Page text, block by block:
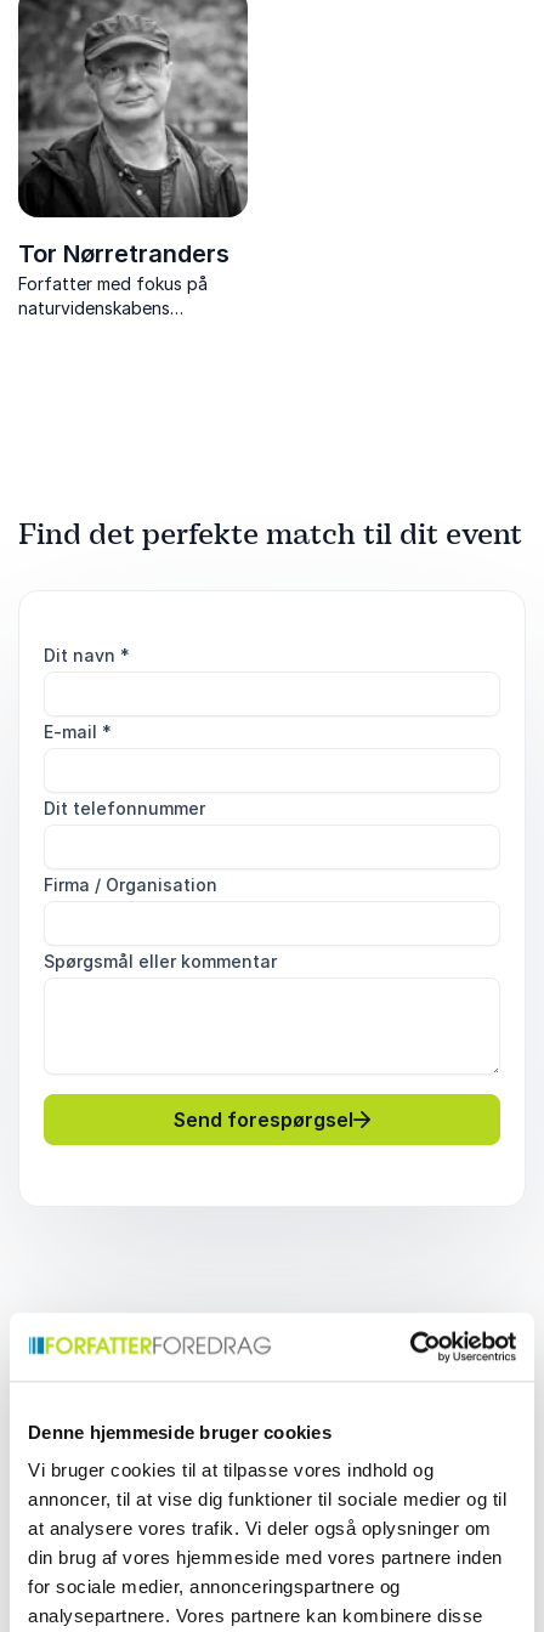
Denne hjemmeside bruger cookies
Vi bruger cookies til at tilpasse vores indhold og
annoncer, til at vise dig funktioner til sociale medier og til
at analysere vores trafik. Vi deler også oplysninger om
din brug af vores hjemmeside med vores partnere inden
for sociale medier, annonceringspartnere og
analysepartnere. Vores partnere kan kombinere disse
forbruget og samtidig øge
livskvaliteten. Deler
praktiske råd og personlige
erfaringer.
Tor Nørretranders
Forfatter med fokus på
naturvidenskabens
Find det perfekte match til dit event
Dit navn *
E-mail *
Dit telefonnummer
Firma / Organisation
Spørgsmål eller kommentar
Send forespørgsel
Hvad er forbrug og
forbrugere, og hvorfor er
det relevant?
Forbrug handler om de varer og tjenester, vi vælger
at købe og bruge, mens forbrugere er de mennesker,
der træffer disse valg. Vores forbrug påvirkes af
økonomi, kultur, teknologi og samfundets udvikling,